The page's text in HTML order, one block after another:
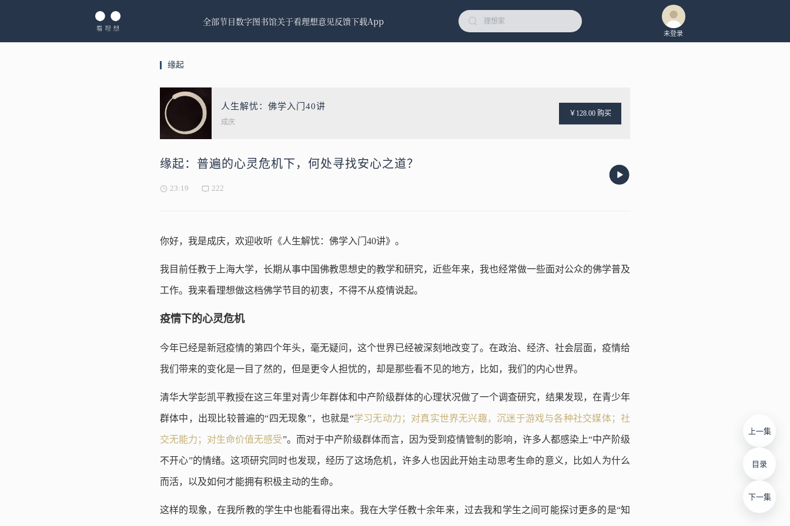
全部节目数字图书馆关于看理想意见反馈下载App
未登录
缘起
人生解忧：佛学入门40讲
成庆
￥128.00 购买
缘起：普遍的心灵危机下，何处寻找安心之道？
23:19 222
上一集
目录
下一集
你好，我是成庆，欢迎收听《人生解忧：佛学入门40讲》。
我目前任教于上海大学，长期从事中国佛教思想史的教学和研究，近些年来，我也经常做一些面对公众的佛学普及
工作。我来看理想做这档佛学节目的初衷，不得不从疫情说起。
疫情下的心灵危机
今年已经是新冠疫情的第四个年头，毫无疑问，这个世界已经被深刻地改变了。在政治、经济、社会层面，疫情给
我们带来的变化是一目了然的，但是更令人担忧的，却是那些看不见的地方，比如，我们的内心世界。
清华大学彭凯平教授在这三年里对青少年群体和中产阶级群体的心理状况做了一个调查研究，结果发现，在青少年
群体中，出现比较普遍的“四无现象”，也就是“学习无动力；对真实世界无兴趣，沉迷于游戏与各种社交媒体；社
交无能力；对生命价值无感受”。而对于中产阶级群体而言，因为受到疫情管制的影响，许多人都感染上“中产阶级
不开心”的情绪。这项研究同时也发现，经历了这场危机，许多人也因此开始主动思考生命的意义，比如人为什么
而活，以及如何才能拥有积极主动的生命。
这样的现象，在我所教的学生中也能看得出来。我在大学任教十余年来，过去我和学生之间可能探讨更多的是“知